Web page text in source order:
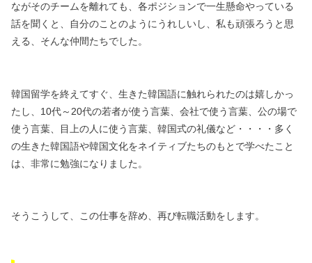
ながそのチームを離れても、 各ポジションで一生懸命やっている
話を聞くと、
自分のことのようにうれしいし、 私も頑張ろうと思
える、そんな仲間たちでした。
韓国留学を終えてすぐ、生きた韓国語に触れられたのは嬉しかっ
たし、 10代～20代の若者が使う言葉、会社で使う言葉、 公の場で
使う言葉、目上の人に使う言葉、韓国式の礼儀など・・・・ 多く
の生きた韓国語や韓国文化をネイティブたちのもとで学べたこと
は、 非常に勉強になりました。
そうこうして、この仕事を辞め、 再び転職活動をします。